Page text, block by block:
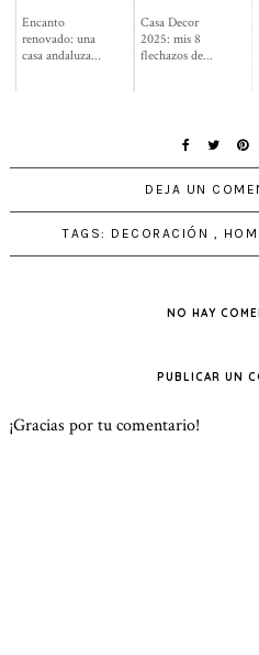
Encanto
renovado: una
casa andaluza...
Casa Decor
2025: mis 8
flechazos de...
DEJA UN
TAGS: DECORACIÓN
NO HAY
PUBLICAR UN
¡Gracias por tu comentario!